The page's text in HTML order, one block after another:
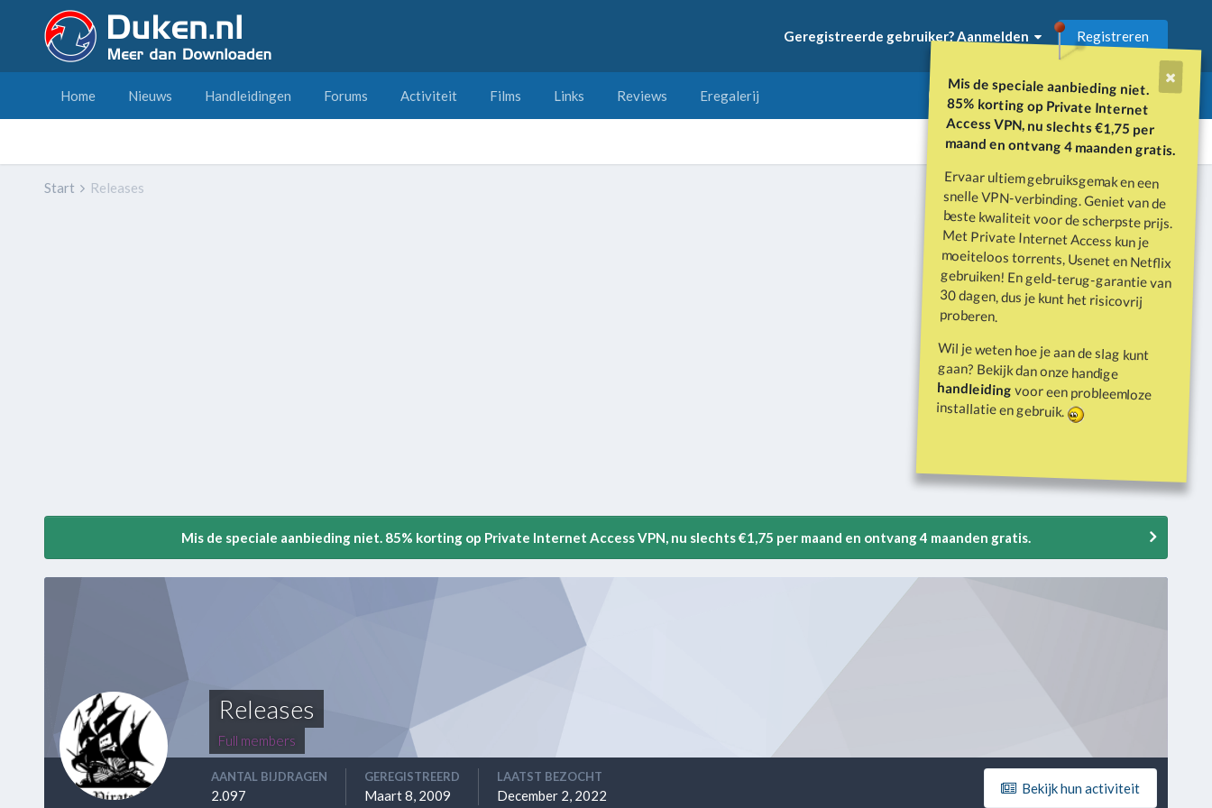
Mis de speciale aanbieding niet.
85% korting op Private Internet
Access VPN, nu slechts €1,75 per
maand en ontvang 4 maanden gratis.
Ervaar ultiem gebruiksgemak en een
snelle VPN-verbinding. Geniet van de
beste kwaliteit voor de scherpste prijs.
Met Private Internet Access kun je
moeiteloos torrents, Usenet en Netflix
gebruiken! En geld-terug-garantie van
30 dagen, dus je kunt het risicovrij
proberen.
Wil je weten hoe je aan de slag kunt
gaan? Bekijk dan onze handige
handleidingvoor een probleemloze
installatie en gebruik.
Geregistreerde gebruiker? Aanmelden Registreren
Home Nieuws Handleidingen Forums Activiteit Films Links Reviews Eregalerij
Alle activiteit
Start Releases
Mis de speciale aanbieding niet. 85% korting op Private Internet Access VPN, nu slechts €1,75 per maand en ontvang 4 maanden gratis.
Releases
Full members
Bekijk hun activiteit
AANTAL BIJDRAGEN
2.097
GEREGISTREERD
Maart 8, 2009
LAATST BEZOCHT
December 2, 2022